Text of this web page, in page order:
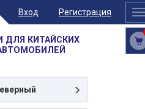
Вход Регистрация
ДЛЯ КИТАЙСКИХ